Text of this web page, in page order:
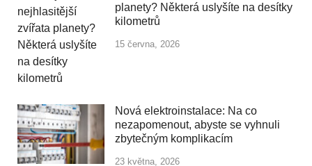
planety? Některá uslyšíte na desítky
kilometrů
15 června, 2026
Nová elektroinstalace: Na co
nezapomenout, abyste se vyhnuli
zbytečným komplikacím
23 května, 2026